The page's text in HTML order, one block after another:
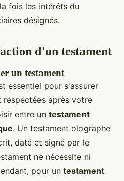
fois les intérêts du
désignés.
d'un testament
un testament
essentiel pour s'assurer
après votre
entre un testament
. Un testament olographe
daté et signé par le
ne nécessite ni
pour un testament